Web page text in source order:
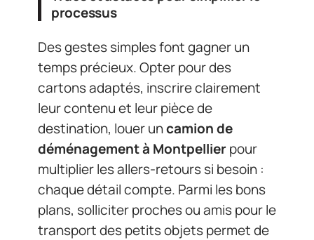
processus
Des gestes simples font gagner un
temps précieux. Opter pour des
cartons adaptés, inscrire clairement
leur contenu et leur pièce de
destination, louer uncamion de
déménagement à Montpellierpour
multiplier les allers-retours si besoin :
chaque détail compte. Parmi les bons
plans, solliciter proches ou amis pour le
transport des petits objets permet de